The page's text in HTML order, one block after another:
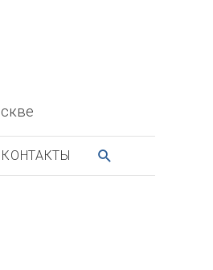
КОНТАКТЫ ПОИСК